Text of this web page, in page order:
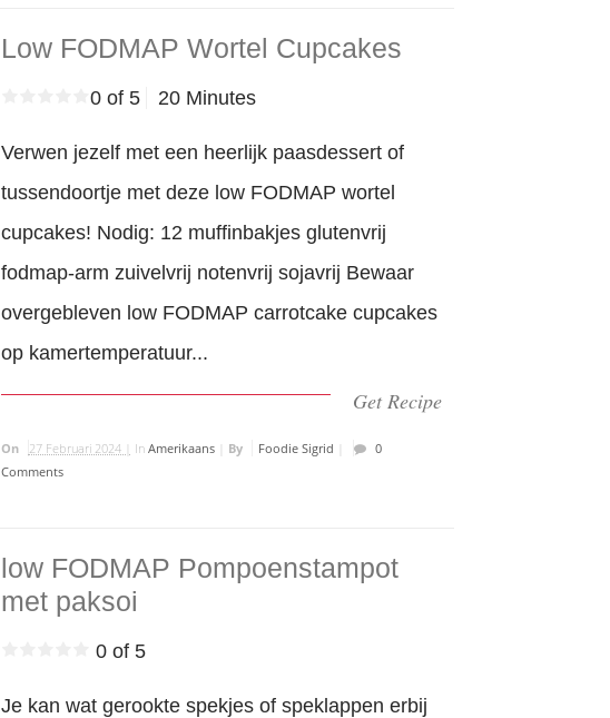
Low FODMAP Wortel Cupcakes
0 of 5 20 Minutes
Verwen jezelf met een heerlijk paasdessert of
tussendoortje met deze low FODMAP wortel
cupcakes! Nodig: 12 muffinbakjes glutenvrij
fodmap-arm zuivelvrij notenvrij sojavrij Bewaar
overgebleven low FODMAP carrotcake cupcakes
op kamertemperatuur...
Get Recipe
On 27 Februari 2024 | In Amerikaans| By Foodie Sigrid
0
Comments
low FODMAP Pompoenstampot
met paksoi
0 of 5
Je kan wat gerookte spekjes of speklappen erbij